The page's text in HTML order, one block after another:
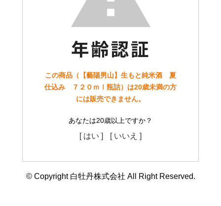
この商品（【藝陽男山】生もと純米酒 夏
仕込み ７２０ｍｌ瓶詰）は20歳未満の方
には販売できません。
あなたは20歳以上ですか？
[ はい ] [ いいえ ]
© Copyright 白牡丹株式会社 All Right Reserved.